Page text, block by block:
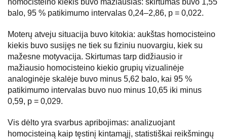
homocisteino kiekis buvo mažiausias: skirtumas buvo 1,55
balo, 95 % patikimumo intervalas 0,24–2,86, p = 0,022.
Moterų atveju situacija buvo kitokia: aukštas homocisteino
kiekis buvo susijęs ne tiek su fiziniu nuovargiu, kiek su
mažesne motyvacija. Skirtumas tarp didžiausio ir
mažiausio homocisteino kiekio grupių vizualinėje
analoginėje skalėje buvo minus 5,62 balo, kai 95 %
patikimumo intervalas buvo nuo minus 10,65 iki minus
0,59, p = 0,029.
Vis dėlto yra svarbus apribojimas: analizuojant
homocisteiną kaip tęstinį kintamąjį, statistiškai reikšmingų